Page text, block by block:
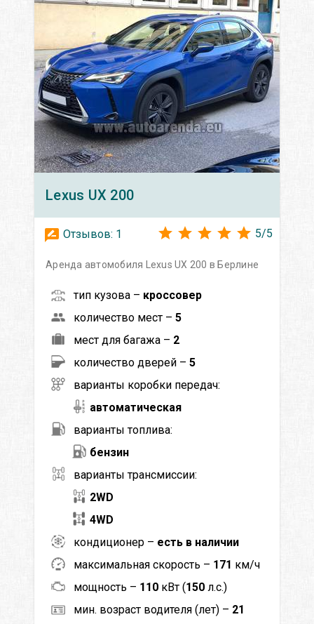
Lexus UX 200
Отзывов: 1 5/5
Аренда автомобиля Lexus UX 200 в Берлине
тип кузова – кроссовер
количество мест – 5
мест для багажа – 2
количество дверей – 5
варианты коробки передач:
автоматическая
варианты топлива:
бензин
варианты трансмиссии:
2WD
4WD
кондиционер – есть в наличии
максимальная скорость – 171 км/ч
мощность – 110 кВт (150 л.с.)
мин. возраст водителя (лет) – 21